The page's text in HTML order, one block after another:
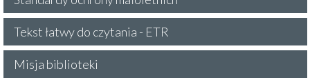
Tekst łatwy do czytania - ETR
Misja biblioteki